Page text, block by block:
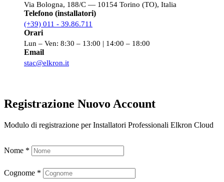
Via Bologna, 188/C — 10154 Torino (TO), Italia
Telefono (installatori)
(+39) 011 - 39.86.711
Orari
Lun – Ven: 8:30 – 13:00 | 14:00 – 18:00
Email
stac@elkron.it
Registrazione Nuovo Account
Modulo di registrazione per Installatori Professionali Elkron Cloud
Nome *
Cognome *